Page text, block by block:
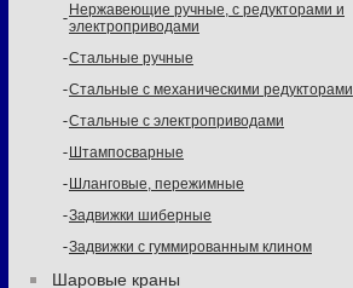
Нержавеющие ручные, с редукторами и
электроприводами
Стальные ручные
Стальные с механическими редукторами
Стальные с электроприводами
Штампосварные
Шланговые, пережимные
Задвижки шиберные
Задвижки с гуммированным клином
Шаровые краны